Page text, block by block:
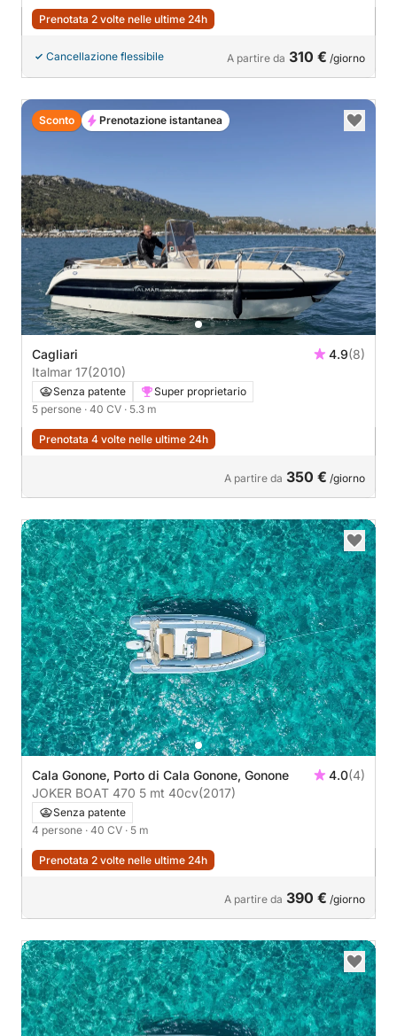
Prenotata 2 volte nelle ultime 24h
Cancellazione flessibile A partire da 310 € /giorno
Cagliari 4.9(8)
Italmar 17(2010)
Senza patente
Super proprietario
5 persone · 40 CV · 5.3 m
Prenotata 4 volte nelle ultime 24h
A partire da 350 € /giorno
Sconto Prenotazione istantanea
Cala Gonone, Porto di Cala Gonone, Gonone 4.0(4)
JOKER BOAT 470 5 mt 40cv(2017)
Senza patente
4 persone · 40 CV · 5 m
Prenotata 2 volte nelle ultime 24h
A partire da 390 € /giorno